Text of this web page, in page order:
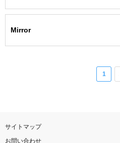
Mirror
1
サイトマップ
お問い合わせ